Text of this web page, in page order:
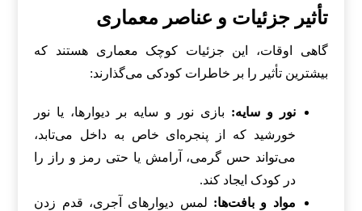
تأثیر جزئیات و عناصر معماری
گاهی اوقات، این جزئیات کوچک معماری هستند که
بیشترین تأثیر را بر خاطرات کودکی می‌گذارند:
نور و سایه: بازی نور و سایه بر دیوارها، یا نور
خورشید که از پنجره‌ای خاص به داخل می‌تابد،
می‌تواند حس گرمی، آرامش یا حتی رمز و راز را
در کودک ایجاد کند.
مواد و بافت‌ها: لمس دیوارهای آجری، قدم زدن